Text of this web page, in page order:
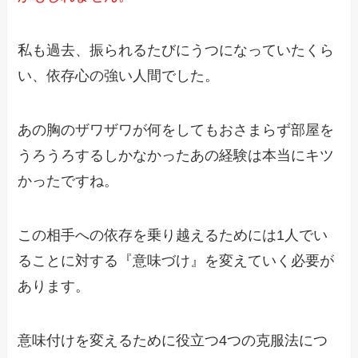
私も過去、振られるたびにうつになっていたくら
い、依存心の強い人間でした。
あの胸のザワザワが何をしてもおさまらず部屋を
うろうろするしかなかったあの経験は本当にキツ
かったですね。
この相手への依存を乗り越えるためには1人でい
ることに対する
『意味づけ』を変えていく必要が
あります。
意味付けを変えるために役立つ4つの克服法につ